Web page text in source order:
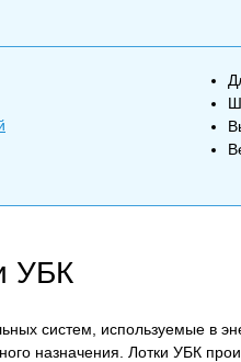
УБК
систем, используемые в
назначения. Лотки УБК